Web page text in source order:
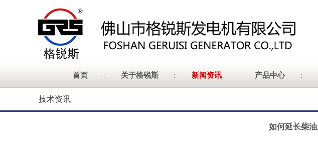
首页 关于格锐斯 新闻资讯 产品中心
技术资讯
如何延长柴